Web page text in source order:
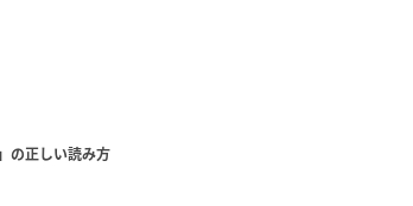
の正しい読み方